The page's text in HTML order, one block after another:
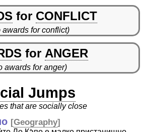
for CONFLICT
awards for conflict)
for ANGER
awards for anger)
Jumps
that are socially close
[Geography]